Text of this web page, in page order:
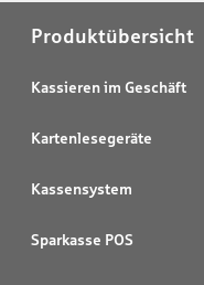
Produktübersicht
Kassieren im Geschäft
Kartenlesegeräte
Kassensystem
Sparkasse POS